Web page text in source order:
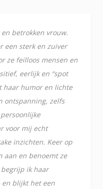
betrokken vrouw.
een sterk en zuiver
ze feilloos mensen en
eerlijk en “spot
haar humor en lichte
ontspanning, zelfs
voor mij echt
inzichten. Keer op
aan en benoemt ze
ik haar
blijkt het een